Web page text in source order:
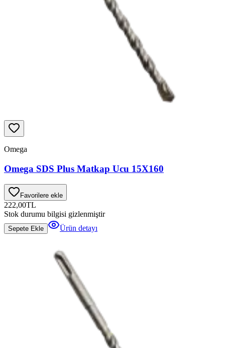
Omega
Omega SDS Plus Matkap Ucu 15X160
Favorilere ekle
222,00TL
Stok durumu bilgisi gizlenmiştir
Sepete Ekle Ürün detayı